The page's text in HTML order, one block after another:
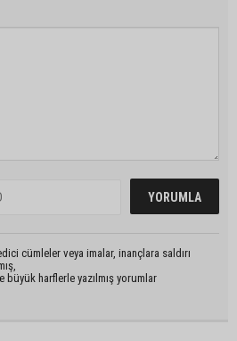
cümleler veya imalar, inançlara saldırı
büyük harflerle yazılmış yorumlar